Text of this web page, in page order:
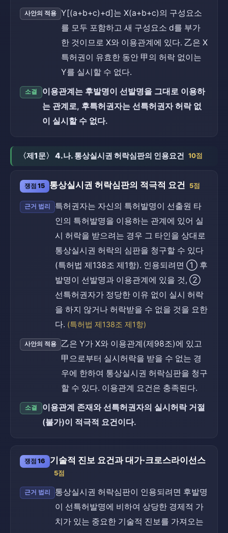
사안의 적용
Y[(a+b+c)+d]는 X(a+b+c)의 구성요소
를 모두 포함하고 새 구성요소 d를 부가
한 것이므로 X와 이용관계에 있다. 乙은 X
특허권이 유효한 동안 甲의 허락 없이는
Y를 실시할 수 없다.
소결
이용관계는 후발명이 선발명을 그대로 이용하
는 관계로, 후특허권자는 선특허권자 허락 없
이 실시할 수 없다.
〈제1문〉 4.나. 통상실시권 허락심판의 인용요건 10점
쟁점 15 통상실시권 허락심판의 적극적 요건 5점
근거 법리
특허권자는 자신의 특허발명이 선출원 타
인의 특허발명을 이용하는 관계에 있어 실
시 허락을 받으려는 경우 그 타인을 상대로
통상실시권 허락의 심판을 청구할 수 있다
(특허법 제138조 제1항). 인용되려면 ① 후
발명이 선발명과 이용관계에 있을 것, ②
선특허권자가 정당한 이유 없이 실시 허락
을 하지 않거나 허락받을 수 없을 것을 요한
다. (특허법 제138조 제1항)
사안의 적용
乙은 Y가 X와 이용관계(제98조)에 있고
甲으로부터 실시허락을 받을 수 없는 경
우에 한하여 통상실시권 허락심판을 청구
할 수 있다. 이용관계 요건은 충족된다.
소결
이용관계 존재와 선특허권자의 실시허락 거절
(불가)이 적극적 요건이다.
쟁점 16 기술적 진보 요건과 대가·크로스라이선스
5점
근거 법리
통상실시권 허락심판이 인용되려면 후발명
이 선특허발명에 비하여 상당한 경제적 가
치가 있는 중요한 기술적 진보를 가져오는